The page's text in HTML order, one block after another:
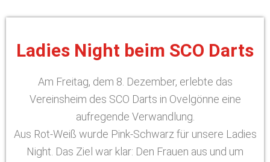
Ladies Night beim SCO Darts
Am Freitag, dem 8. Dezember, erlebte das
Vereinsheim des SCO Darts in Ovelgönne eine
aufregende Verwandlung.
Aus Rot-Weiß wurde Pink-Schwarz für unsere Ladies
Night. Das Ziel war klar: Den Frauen aus und um